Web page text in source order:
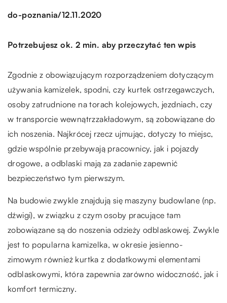
do-poznania/12.11.2020
Potrzebujesz ok. 2 min. aby przeczytać ten wpis
Zgodnie z obowiązującym rozporządzeniem dotyczącym
używania kamizelek, spodni, czy kurtek ostrzegawczych,
osoby zatrudnione na torach kolejowych, jezdniach, czy
w transporcie wewnątrzzakładowym, są zobowiązane do
ich noszenia. Najkrócej rzecz ujmując, dotyczy to miejsc,
gdzie wspólnie przebywają pracownicy, jak i pojazdy
drogowe, a odblaski mają za zadanie zapewnić
bezpieczeństwo tym pierwszym.
Na budowie zwykle znajdują się maszyny budowlane (np.
dźwigi), w związku z czym osoby pracujące tam
zobowiązane są do noszenia odzieży odblaskowej. Zwykle
jest to popularna kamizelka, w okresie jesienno-
zimowym również kurtka z dodatkowymi elementami
odblaskowymi, która zapewnia zarówno widoczność, jak i
komfort termiczny.